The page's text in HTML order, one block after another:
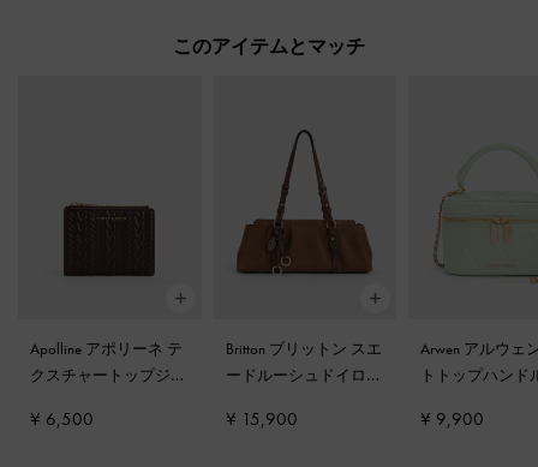
このアイテムとマッチ
Apolline アポリーネ テ
クスチャートップジッ
ベリーレッド
¥ 6,500
Britton ブリットン スエ
ードルーシュドイロン
グ -モカブラウン
¥ 15,900
Arwen アルウェ
トトップハンド
リーン
¥ 9,900